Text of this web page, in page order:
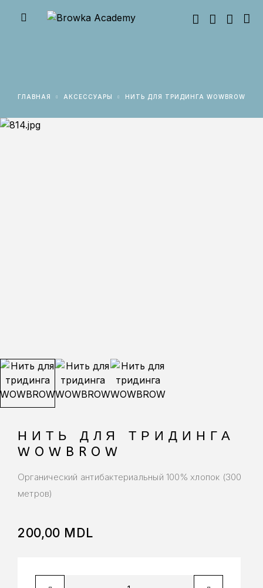
ГЛАВНАЯ АКСЕССУАРЫ НИТЬ ДЛЯ ТРИДИНГА WOWBROW
НИТЬ ДЛЯ ТРИДИНГА
WOWBROW
Органический антибактериальный 100% хлопок (300
метров)
200,00 MDL